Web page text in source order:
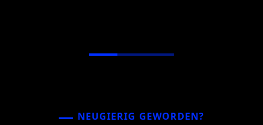
NEUGIERIG GEWORDEN?